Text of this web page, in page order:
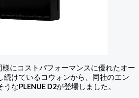
にコストパフォーマンスに優れたオー
続けているコウォンから、同社のエン
うなPLENUE D2が登場しました。